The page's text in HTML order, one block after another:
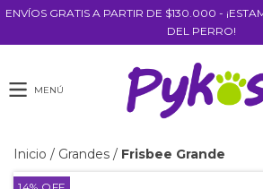
ENVÍOS GRATIS A PARTIR DE $130.000 -
DEL PERRO!
MENÚ
Inicio / Grandes / Frisbee Grande